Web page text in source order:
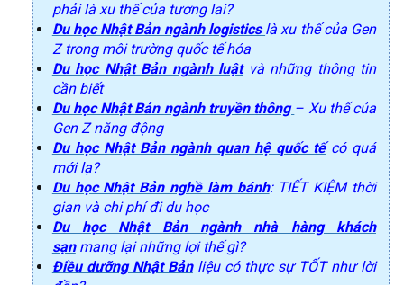
phải là xu thế của tương lai?
Du học Nhật Bản ngành logisticslà xu thế của Gen
Z trong môi trường quốc tế hóa
Du học Nhật Bản ngành luậtvà những thông tin
cần biết
Du học Nhật Bản ngành truyền thông – Xu thế của
Gen Z năng động
Du học Nhật Bản ngành quan hệ quốc tếcó quá
mới lạ?
Du học Nhật Bản nghề làm bánh: TIẾT KIỆM thời
gian và chi phí đi du học
Du học Nhật Bản ngành nhà hàng khách
sạnmang lại những lợi thế gì?
Điều dưỡng Nhật Bảnliệu có thực sự TỐT như lời